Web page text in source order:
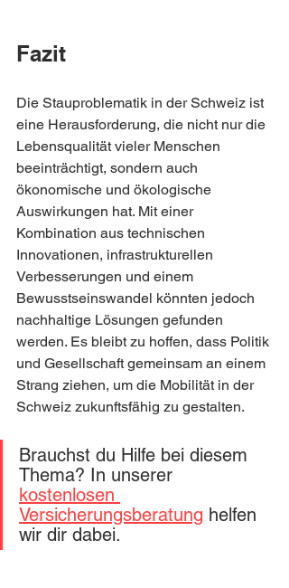
Fazit
Die Stauproblematik in der Schweiz ist
eine Herausforderung, die nicht nur die
Lebensqualität vieler Menschen
beeinträchtigt, sondern auch
ökonomische und ökologische
Auswirkungen hat. Mit einer
Kombination aus technischen
Innovationen, infrastrukturellen
Verbesserungen und einem
Bewusstseinswandel könnten jedoch
nachhaltige Lösungen gefunden
werden. Es bleibt zu hoffen, dass Politik
und Gesellschaft gemeinsam an einem
Strang ziehen, um die Mobilität in der
Schweiz zukunftsfähig zu gestalten.
Brauchst du Hilfe bei diesem
Thema? In unserer
kostenlosen
Versicherungsberatung helfen
wir dir dabei.